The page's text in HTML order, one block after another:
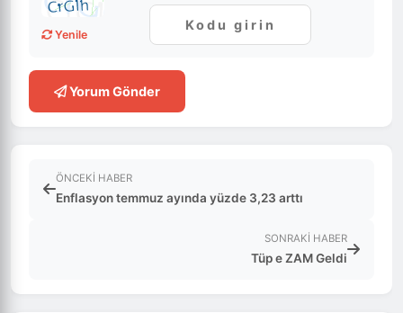
Yenile
Yorum Gönder
ÖNCEKI HABER
Enflasyon temmuz ayında yüzde 3,23 arttı
SONRAKI HABER
Tüp e ZAM Geldi